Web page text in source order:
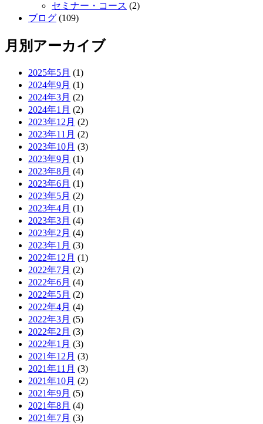
セミナー・コース (2)
ブログ (109)
月別アーカイブ
2025年5月 (1)
2024年9月 (1)
2024年3月 (2)
2024年1月 (2)
2023年12月 (2)
2023年11月 (2)
2023年10月 (3)
2023年9月 (1)
2023年8月 (4)
2023年6月 (1)
2023年5月 (2)
2023年4月 (1)
2023年3月 (4)
2023年2月 (4)
2023年1月 (3)
2022年12月 (1)
2022年7月 (2)
2022年6月 (4)
2022年5月 (2)
2022年4月 (4)
2022年3月 (5)
2022年2月 (3)
2022年1月 (3)
2021年12月 (3)
2021年11月 (3)
2021年10月 (2)
2021年9月 (5)
2021年8月 (4)
2021年7月 (3)